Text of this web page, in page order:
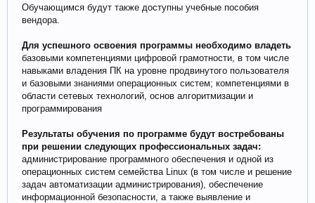
Обучающимся будут также доступны учебные пособия
вендора.
Для успешного освоения программы необходимо владеть
базовыми компетенциями цифровой грамотности, в том числе
навыками владения ПК на уровне продвинутого пользователя
и базовыми знаниями операционных систем; компетенциями в
области сетевых технологий, основ алгоритмизации и
программирования
Результаты обучения по программе будут востребованы
при решении следующих профессиональных задач:
администрирование программного обеспечения и одной из
операционных систем семейства Linux (в том числе и решение
задач автоматизации администрирования), обеспечение
информационной безопасности, а также выявление и